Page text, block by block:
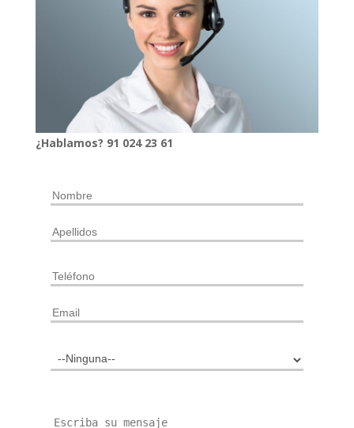
¿Hablamos? 91 024 23 61